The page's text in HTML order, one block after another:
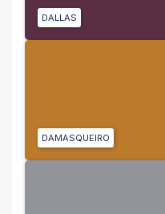
DALLAS
DAMASQUEIRO